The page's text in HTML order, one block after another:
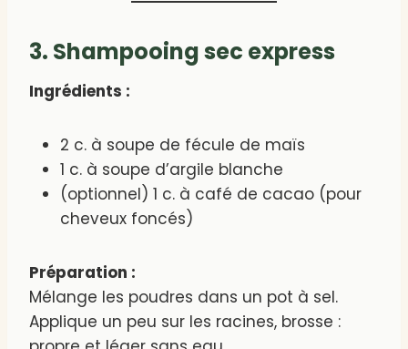
3. Shampooing sec express
Ingrédients :
2 c. à soupe de fécule de maïs
1 c. à soupe d’argile blanche
(optionnel) 1 c. à café de cacao (pour
cheveux foncés)
Préparation :
Mélange les poudres dans un pot à sel.
Applique un peu sur les racines, brosse :